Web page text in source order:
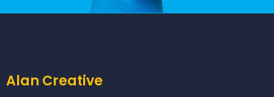
Alan Creative